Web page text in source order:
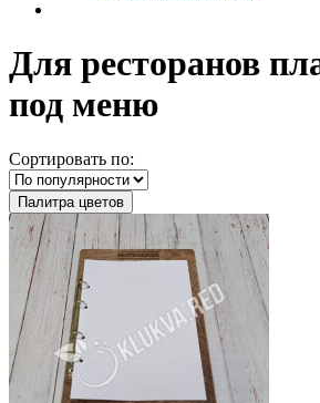
Для ресторанов
под меню
Сортировать по:
Палитра цветов